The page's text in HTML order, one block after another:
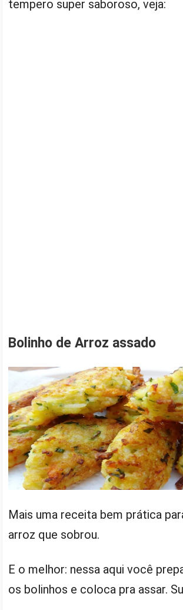
tempero super saboroso, veja:
Bolinho de Arroz assado
Mais uma receita bem prática
arroz que sobrou.
E o melhor: nessa aqui você
os bolinhos e coloca pra assar.